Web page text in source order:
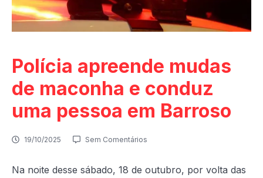
Polícia apreende mudas
de maconha e conduz
uma pessoa em Barroso
19/10/2025 Sem Comentários
Na noite desse sábado, 18 de outubro, por volta das